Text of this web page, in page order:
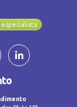
especialista